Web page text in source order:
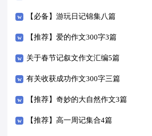
篇【必备】游玩日记锦集八篇
【推荐】爱的作文300字3篇
关于春节记叙文作文汇编5篇
有关收获成功作文300字三篇
【推荐】奇妙的大自然作文3篇
【推荐】高一周记集合4篇